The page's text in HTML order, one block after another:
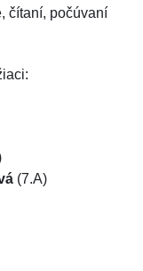
čítaní, počúvaní
(7.A)